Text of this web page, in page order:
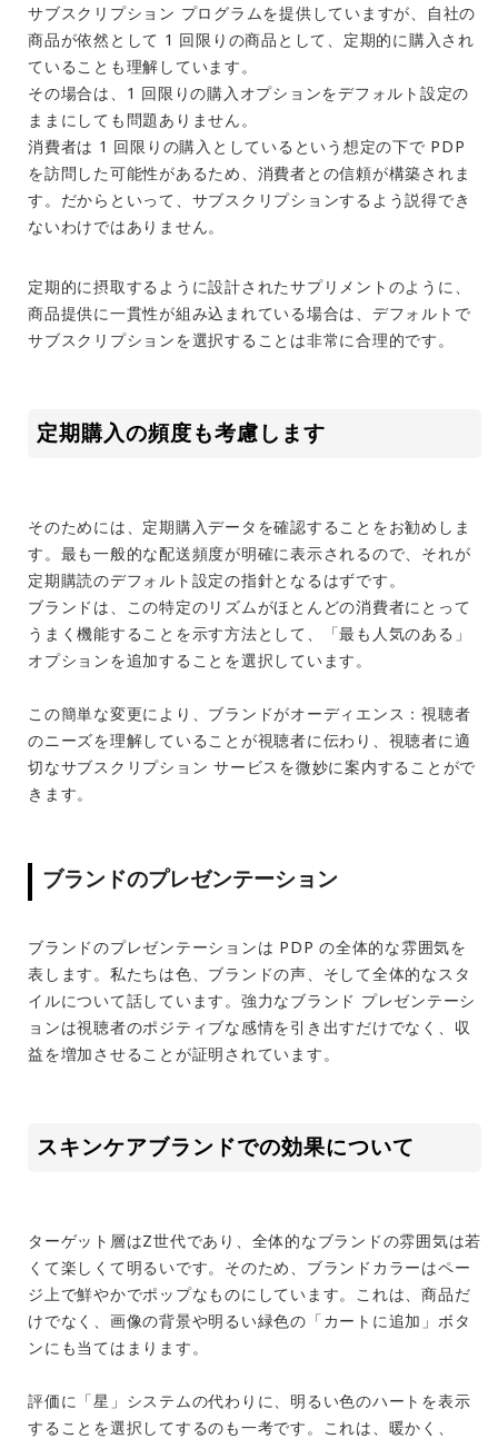
サブスクリプション プログラムを提供していますが、自社の
商品が依然として 1 回限りの商品として、定期的に購入され
ていることも理解しています。
その場合は、1 回限りの購入オプションをデフォルト設定の
ままにしても問題ありません。
消費者は 1 回限りの購入としているという想定の下で PDP
を訪問した可能性があるため、消費者との信頼が構築されま
す。だからといって、サブスクリプションするよう説得でき
ないわけではありません。
定期的に摂取するように設計されたサプリメントのように、
商品提供に一貫性が組み込まれている場合は、デフォルトで
サブスクリプションを選択することは非常に合理的です。
定期購入の頻度も考慮します
そのためには、定期購入データを確認することをお勧めしま
す。最も一般的な配送頻度が明確に表示されるので、それが
定期購読のデフォルト設定の指針となるはずです。
ブランドは、この特定のリズムがほとんどの消費者にとって
うまく機能することを示す方法として、「最も人気のある」
オプションを追加することを選択しています。
この簡単な変更により、ブランドがオーディエンス：視聴者
のニーズを理解していることが視聴者に伝わり、視聴者に適
切なサブスクリプション サービスを微妙に案内することがで
きます。
ブランドのプレゼンテーション
ブランドのプレゼンテーションは PDP の全体的な雰囲気を
表します。私たちは色、ブランドの声、そして全体的なスタ
イルについて話しています。強力なブランド プレゼンテーシ
ョンは視聴者のポジティブな感情を引き出すだけでなく、収
益を増加させることが証明されています。
スキンケアブランドでの効果について
ターゲット層はZ世代であり、全体的なブランドの雰囲気は若
くて楽しくて明るいです。そのため、ブランドカラーはペー
ジ上で鮮やかでポップなものにしています。これは、商品だ
けでなく、画像の背景や明るい緑色の「カートに追加」ボタ
ンにも当てはまります。
評価に「星」システムの代わりに、明るい色のハートを表示
することを選択してするのも一考です。これは、暖かく、